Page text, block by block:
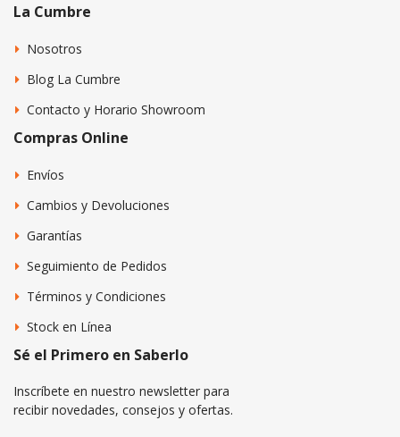
La Cumbre
Nosotros
Blog La Cumbre
Contacto y Horario Showroom
Compras Online
Envíos
Cambios y Devoluciones
Garantías
Seguimiento de Pedidos
Términos y Condiciones
Stock en Línea
Sé el Primero en Saberlo
Inscríbete en nuestro newsletter para
recibir novedades, consejos y ofertas.